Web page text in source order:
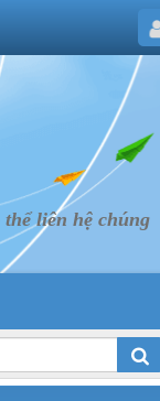
liên hệ chúng